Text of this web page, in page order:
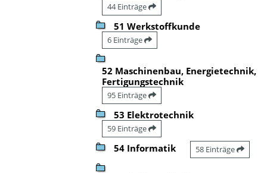
44 Einträge
51 Werkstoffkunde
6 Einträge
52 Maschinenbau, Energietechnik,
Fertigungstechnik
95 Einträge
53 Elektrotechnik
59 Einträge
54 Informatik 58 Einträge